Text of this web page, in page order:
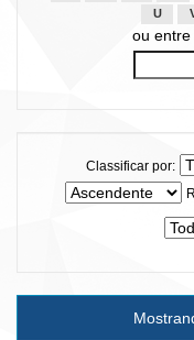
U
ou entre
Classificar por: